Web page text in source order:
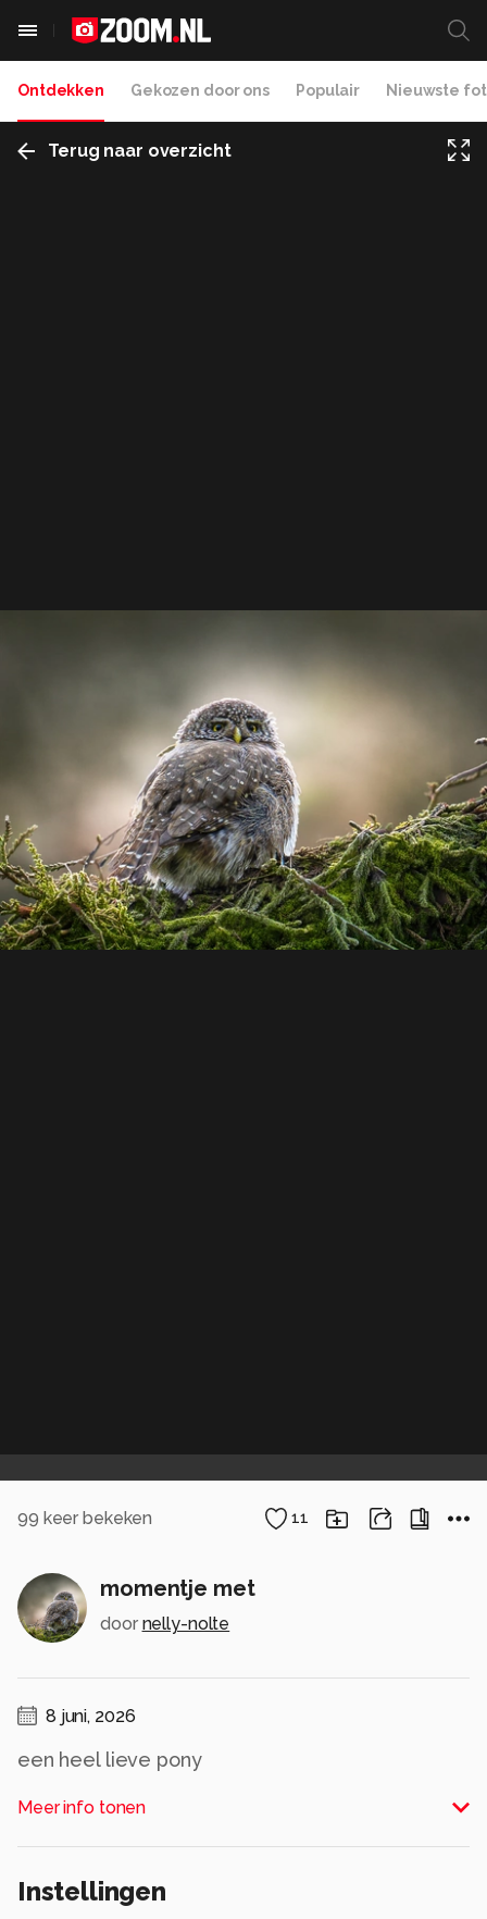
Ontdekken Gekozen door ons Populair Nieuwste
Terug naar overzicht
99 keer bekeken 11
momentje met
door nelly-nolte
8 juni, 2026
een heel lieve pony
Alle rechten voorbehouden
Meer info tonen
Instellingen